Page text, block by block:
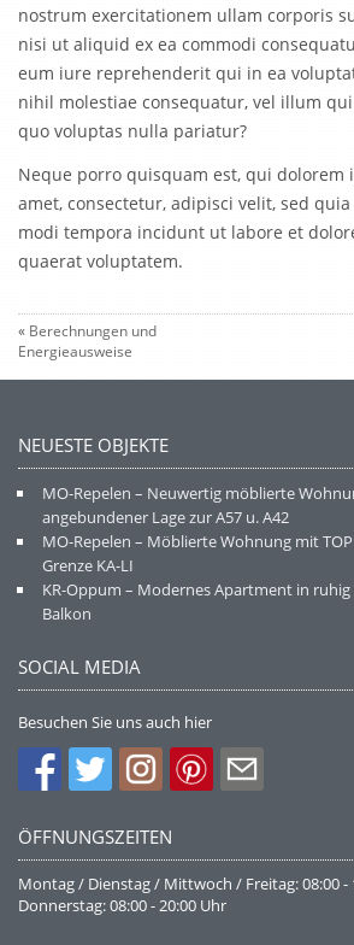
nostrum exercitationem ullam corporis
nisi ut aliquid ex ea commodi
eum iure reprehenderit qui in ea
nihil molestiae consequatur, vel illum
quo voluptas nulla pariatur?
Neque porro quisquam est, qui dolorem
amet, consectetur, adipisci velit, sed
modi tempora incidunt ut labore et
quaerat voluptatem.
« Berechnungen und
Energieausweise
NEUESTE OBJEKTE
MO-Repelen – Neuwertig möblierte
angebundener Lage zur A57 u. A42
MO-Repelen – Möblierte Wohnung mit TOP
Grenze KA-LI
KR-Oppum – Modernes Apartment in
Balkon
SOCIAL MEDIA
Besuchen Sie uns auch hier
ÖFFNUNGSZEITEN
Montag / Dienstag / Mittwoch / Freitag: 08:00 -
Donnerstag: 08:00 - 20:00 Uhr